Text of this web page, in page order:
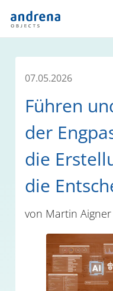
07.05.2026
Führen
der
die
die
von Martin Aigner